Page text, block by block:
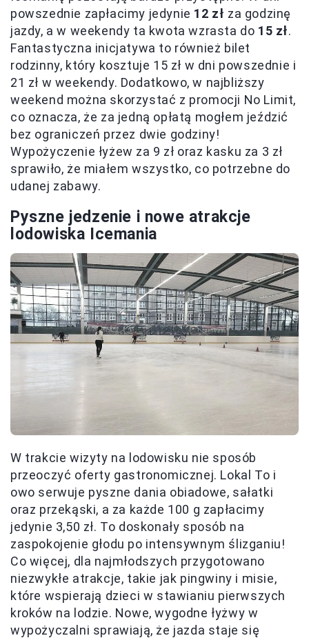
powszednie zapłacimy jedynie 12 zł za godzinę
jazdy, a w weekendy ta kwota wzrasta do 15 zł.
Fantastyczna inicjatywa to również bilet
rodzinny, który kosztuje 15 zł w dni powszednie i
21 zł w weekendy. Dodatkowo, w najbliższy
weekend można skorzystać z promocji No Limit,
co oznacza, że za jedną opłatą mogłem jeździć
bez ograniczeń przez dwie godziny!
Wypożyczenie łyżew za 9 zł oraz kasku za 3 zł
sprawiło, że miałem wszystko, co potrzebne do
udanej zabawy.
Pyszne jedzenie i nowe atrakcje
lodowiska Icemania
W trakcie wizyty na lodowisku nie sposób
przeoczyć oferty gastronomicznej. Lokal To i
owo serwuje pyszne dania obiadowe, sałatki
oraz przekąski, a za każde 100 g zapłacimy
jedynie 3,50 zł. To doskonały sposób na
zaspokojenie głodu po intensywnym ślizganiu!
Co więcej, dla najmłodszych przygotowano
niezwykłe atrakcje, takie jak pingwiny i misie,
które wspierają dzieci w stawianiu pierwszych
kroków na lodzie. Nowe, wygodne łyżwy w
wypożyczalni sprawiają, że jazda staje się